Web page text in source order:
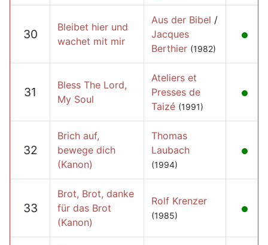
30
Bleibet hier und
wachet mit mir
Aus der Bibel /
Jacques
Berthier (1982)
31
Bless The Lord,
My Soul
Ateliers et
Presses de
Taizé (1991)
32
Brich auf,
bewege dich
(Kanon)
Thomas
Laubach
(1994)
33
Brot, Brot, danke
für das Brot
(Kanon)
Rolf Krenzer
(1985)